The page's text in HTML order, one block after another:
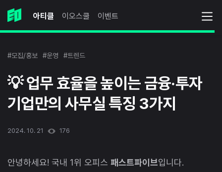
아티클 이오스쿨 이벤트
#모집/홍보 #운영 #트렌드
💡 업무 효율을 높이는 금융·투자
기업만의 사무실 특징 3가지
2024. 10. 21 176
안녕하세요! 국내 1위 오피스 패스트파이브입니다.